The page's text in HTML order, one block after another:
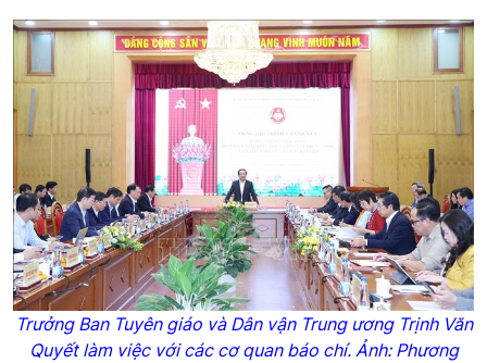
Trưởng Ban Tuyên giáo và Dân vận Trung ương Trịnh Văn
Quyết làm việc với các cơ quan báo chí. Ảnh: Phương